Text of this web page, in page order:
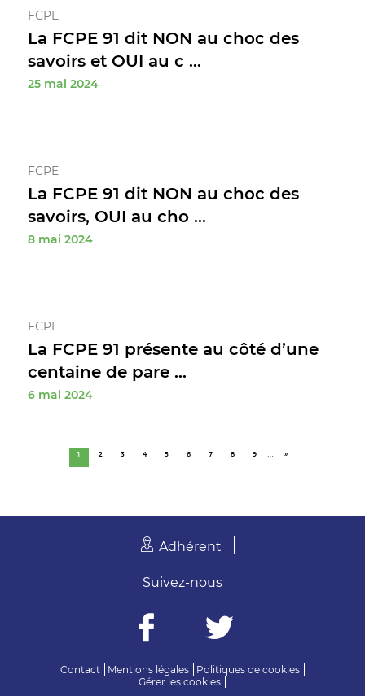
FCPE
La FCPE 91 dit NON au choc des
savoirs et OUI au c ...
25 mai 2024
FCPE
La FCPE 91 dit NON au choc des
savoirs, OUI au cho ...
8 mai 2024
FCPE
La FCPE 91 présente au côté d’une
centaine de pare ...
6 mai 2024
1 2 3 4 5 6 7 8 9 … »
Adhérent
Contact Mentions légales
Politiques de cookies
Gérer les cookies
Suivez-nous